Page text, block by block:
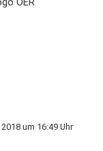
um 16:49 Uhr